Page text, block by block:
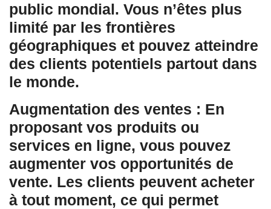
public mondial. Vous n’êtes plus
limité par les frontières
géographiques et pouvez atteindre
des clients potentiels partout dans
le monde.
Augmentation des ventes : En
proposant vos produits ou
services en ligne, vous pouvez
augmenter vos opportunités de
vente. Les clients peuvent acheter
à tout moment, ce qui permet